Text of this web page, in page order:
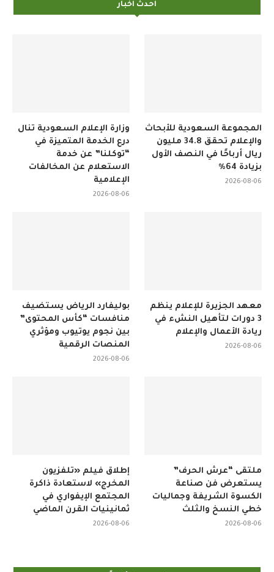
احدث اخبار
وزارة الإعلام السعودية تنال
درع الخدمة المتميزة في
“توكلنا” عن خدمة
الاستعلام عن المخالفات
الإعلامية
2026-08-06
المجموعة السعودية للأبحاث
والإعلام تحقق 34.8 مليون
ريال أرباحًا في النصف الأول
بزيادة 64%
2026-08-06
بوليفارد الرياض يستضيف
منافسات “كأس المحتوى”
بين نجوم يوتيوب ومؤثري
المنصات الرقمية
2026-08-06
معهد الجزيرة للإعلام ينظم
3 دورات لتأهيل النشء في
ريادة الأعمال والإعلام
2026-08-06
إطلاق فيلم «تلفزيون
المخرج» لاستعادة ذاكرة
المجتمع الإيفواري في
ثمانينيات القرن الماضي
2026-08-06
ملتقى “عرش الحرف”
يستعرض فن صناعة
الكسوة الشريفة وجماليات
خطي النسخ والثلث
2026-08-06